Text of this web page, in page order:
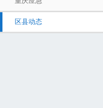
区县动态